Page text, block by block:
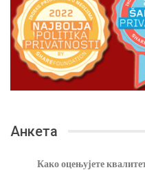
Анкета
Како оцењујете